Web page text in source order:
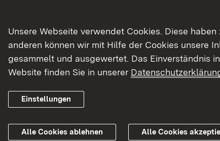
Unsere Webseite verwendet Cookies. Diese
anderen können wir mit Hilfe der Cookies unsere
gesammelt und ausgewertet. Das Einverständnis
Website finden Sie in unserer
Einstellungen
Alle Cookies ablehnen Alle Cookies